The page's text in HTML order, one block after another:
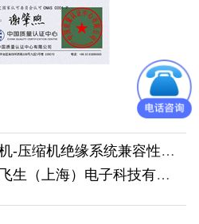
机绝缘系统兼容性认证业务的通知
电子科技有限公司取得一体机3C认证证书